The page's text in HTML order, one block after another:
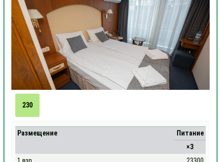
230
Размещение
Питание
×3